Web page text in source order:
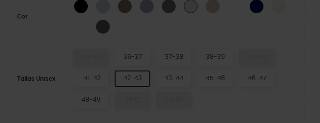
Cor
BLACK Blue CalciteTaupe-XPurple MoonCinza ArdósiaAtmosphere WHITE NAVY
Branco/Branco
Carbon/Multi
Tallas Unisex
36-37 37-38 38-39
41-42 42-43 43-44 45-46 46-47
48-49